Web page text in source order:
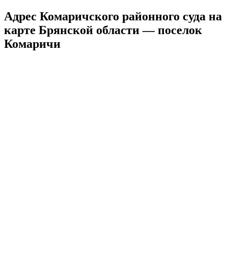
Адрес Комаричского районного суда на
карте Брянской области — поселок
Комаричи